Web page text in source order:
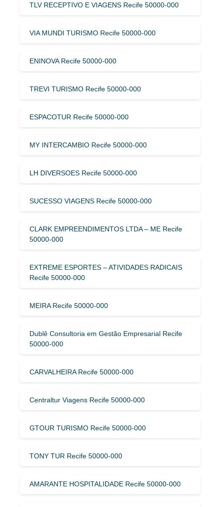
TLV RECEPTIVO E VIAGENS Recife 50000-000
VIA MUNDI TURISMO Recife 50000-000
ENINOVA Recife 50000-000
TREVI TURISMO Recife 50000-000
ESPACOTUR Recife 50000-000
MY INTERCAMBIO Recife 50000-000
LH DIVERSOES Recife 50000-000
SUCESSO VIAGENS Recife 50000-000
CLARK EMPREENDIMENTOS LTDA – ME Recife
50000-000
EXTREME ESPORTES – ATIVIDADES RADICAIS
Recife 50000-000
MEIRA Recife 50000-000
Dublê Consultoria em Gestão Empresarial Recife
50000-000
CARVALHEIRA Recife 50000-000
Centraltur Viagens Recife 50000-000
GTOUR TURISMO Recife 50000-000
TONY TUR Recife 50000-000
AMARANTE HOSPITALIDADE Recife 50000-000